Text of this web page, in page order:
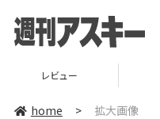
レビュー
home > 拡大画像